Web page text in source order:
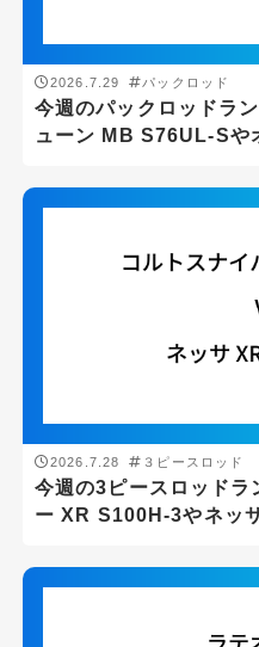
2026.7.29 パックロッド
今週のパックロッドラ
ューン MB S76UL-Sや
2026.7.28 ３ピースロッド
今週の3ピースロッドラ
ー XR S100H-3やネッ
エギング
シーバス
スーパーライトショ
スロージギング
チニング・ブリーム
メバリング
ライトショアジギング
ロックフィッシュゲ